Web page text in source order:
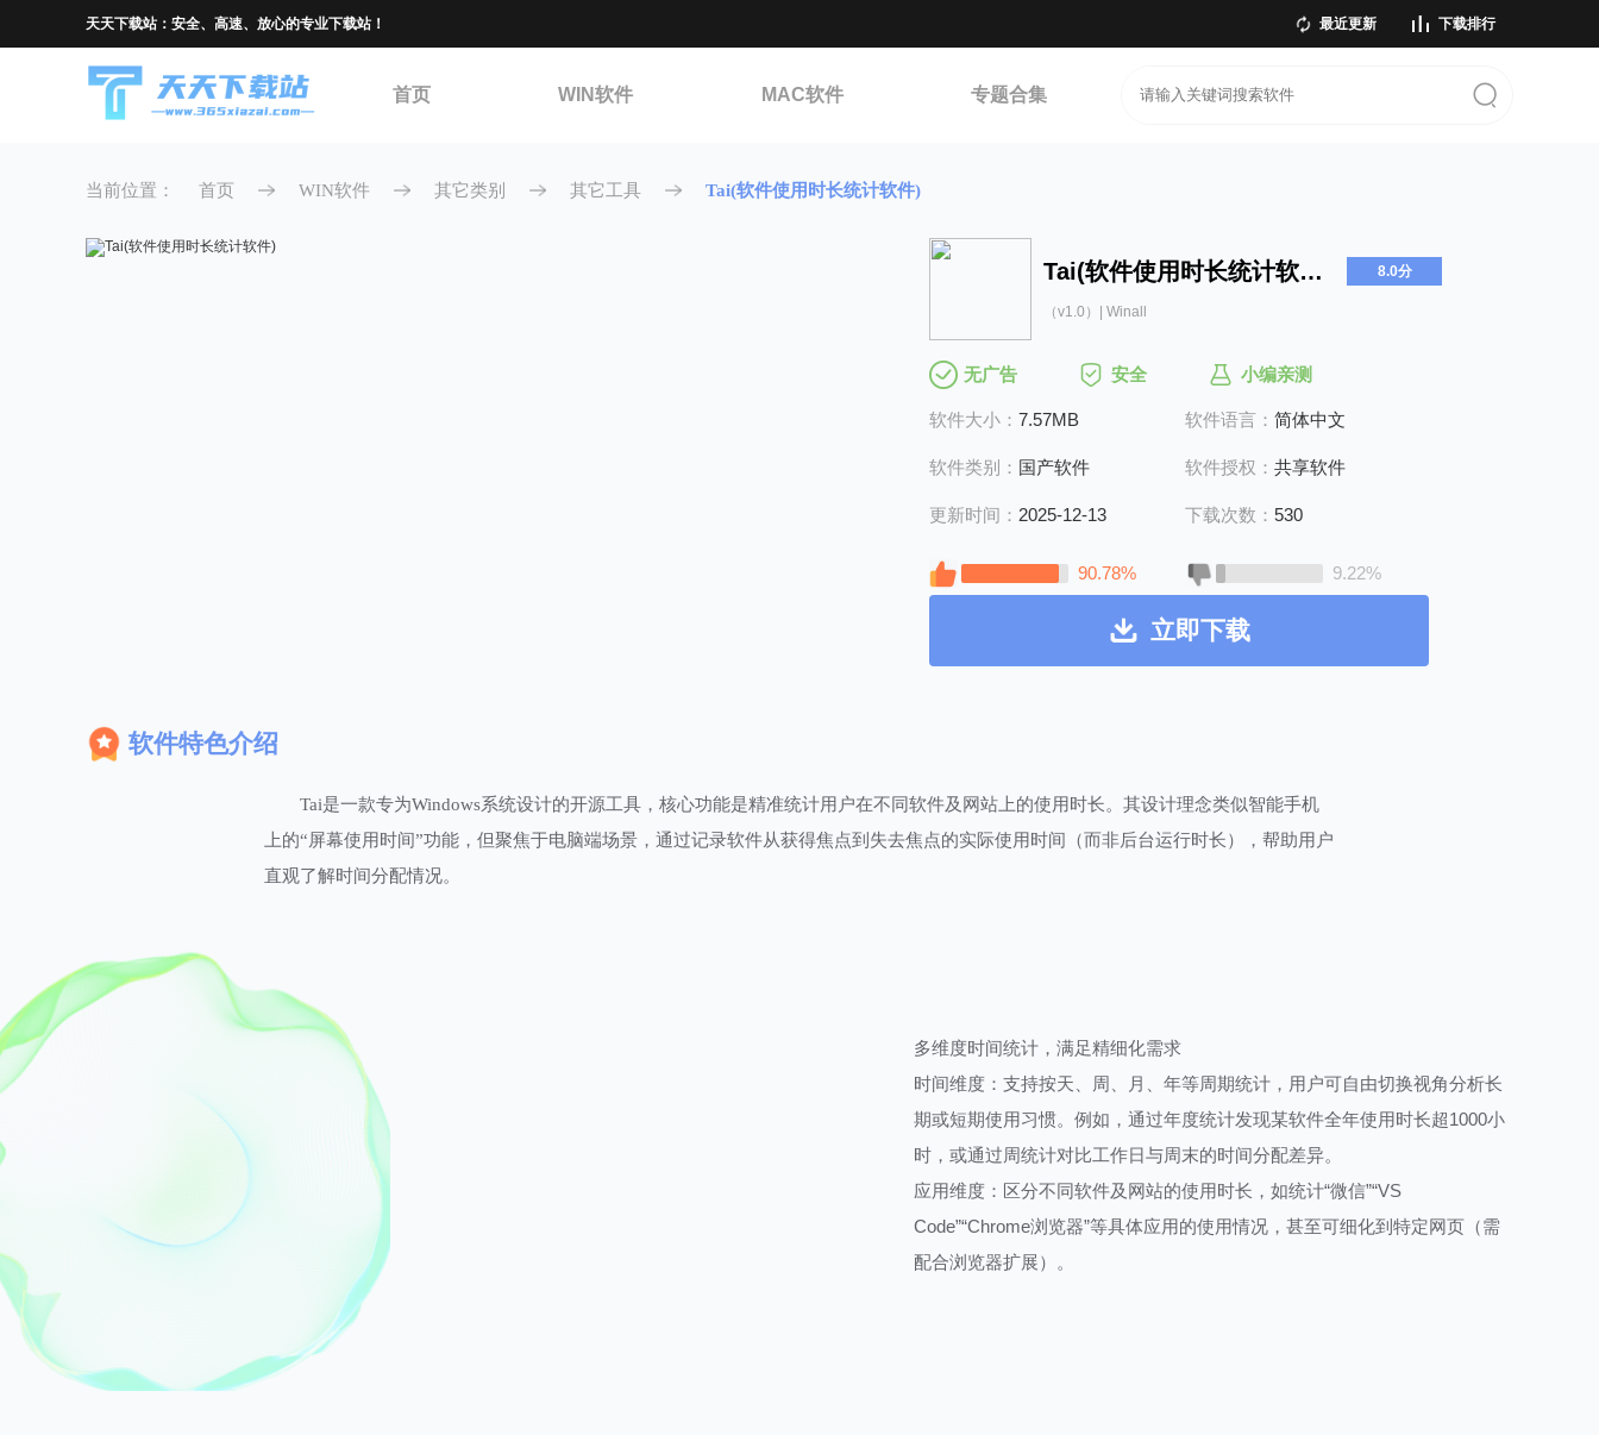
天天下载站：安全、高速、放心的专业下载站！ 最近更新 下载排行
首页 WIN软件 MAC软件 专题合集
当前位置： 首页 WIN软件 其它类别 其它工具 Tai(软件使用时长统计软件)
Tai(软件使用时长统计软件) 8.0分
（v1.0）| Winall
无广告 安全 小编亲测
软件大小： 7.57MB 软件语言： 简体中文
软件类别： 国产软件 软件授权： 共享软件
更新时间： 2025-12-13 下载次数： 530
90.78% 9.22%
立即下载
软件特色介绍
Tai是一款专为Windows系统设计的开源工具，核心功能是精准统计用户在不同软件及网站上的使用时长。其设计理念类似智能手机
上的“屏幕使用时间”功能，但聚焦于电脑端场景，通过记录软件从获得焦点到失去焦点的实际使用时间（而非后台运行时长），帮助用户
直观了解时间分配情况。
多维度时间统计，满足精细化需求
时间维度：支持按天、周、月、年等周期统计，用户可自由切换视角分析长
期或短期使用习惯。例如，通过年度统计发现某软件全年使用时长超1000小
时，或通过周统计对比工作日与周末的时间分配差异。
应用维度：区分不同软件及网站的使用时长，如统计“微信”“VS
Code”“Chrome浏览器”等具体应用的使用情况，甚至可细化到特定网页（需
配合浏览器扩展）。